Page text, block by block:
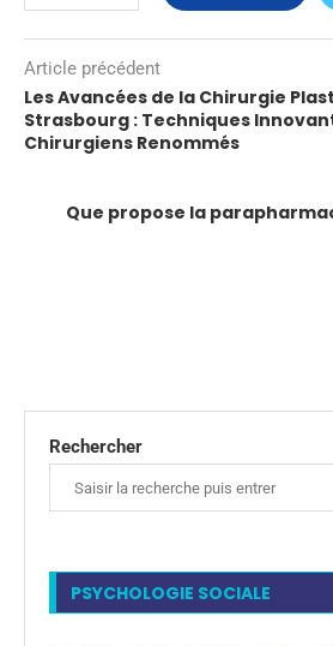
Article précédent
Les Avancées de la Chirurgie
Strasbourg : Techniques
Chirurgiens Renommés
Que propose la
Rechercher
PSYCHOLOGIE SOCIALE